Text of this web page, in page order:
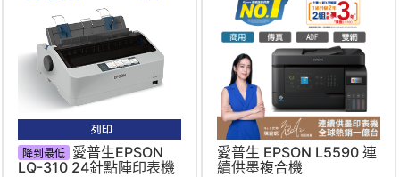
降到最低
愛普生EPSON
LQ-310 24針點陣印表機
愛普生 EPSON L5590 連
續供墨複合機